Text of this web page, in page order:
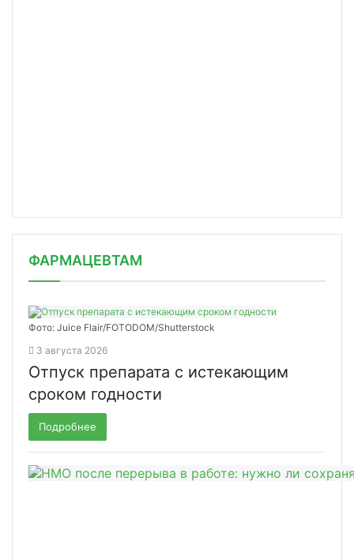
ФАРМАЦЕВТАМ
Фото: Juice Flair/FOTODOM/Shutterstoсk
3 августа 2026
Отпуск препарата с истекающим
сроком годности
Подробнее